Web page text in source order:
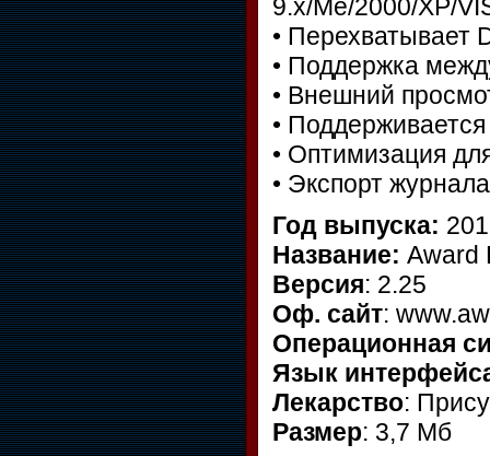
9.x/Me/2000/XP/
• Перехватывает
• Поддержка
• Внешний
•
• Оптимизация
• Экспорт
Год выпуска:
Название: Award
Версия: 2.25
Оф. сайт:
Операционная
Язык
Лекарство:
Размер: 3,7 Мб